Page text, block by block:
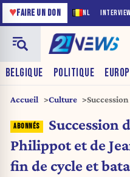
NL
♥FAIRE UN DON
BELGIQUE POLITIQUE
Accueil Culture
politique en
Succession
Philippot et de
fin de cycle et